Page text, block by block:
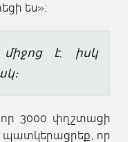
ես»։
է, իսկ
որ 3000 փղշտացի
պատկերացրեք, որ